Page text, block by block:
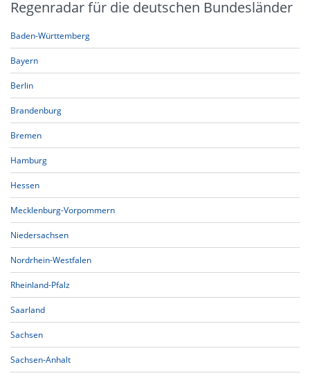
Regenradar für die deutschen Bundesländer
Baden-Württemberg
Bayern
Berlin
Brandenburg
Bremen
Hamburg
Hessen
Mecklenburg-Vorpommern
Niedersachsen
Nordrhein-Westfalen
Rheinland-Pfalz
Saarland
Sachsen
Sachsen-Anhalt